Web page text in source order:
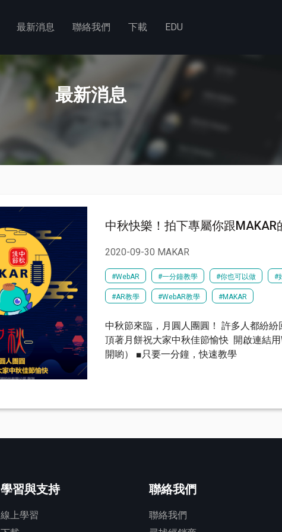
最新消息 聯絡我們 下載 EDU
最新消息
中秋快樂！拍下專屬你跟MAKAR
2020-09-30 MAKAR
#WebAR #一分鐘教學 #你也可以做 #
#AR教學 #WebAR教學 #MAKAR
中秋節來臨，月圓人團圓！ 許多人都紛
頂著月餅祝大家中秋佳節愉快 開啟連結
開喲） ■只要一分鐘，快速教學
學習與支持
線上學習
聯絡我們
聯絡我們